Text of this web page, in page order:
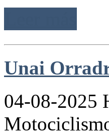
Unai
04-08-2025